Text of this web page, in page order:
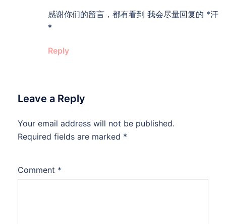
感谢你们的留言，都有看到 我会尽量回复的 *汗
*
Reply
Leave a Reply
Your email address will not be published.
Required fields are marked *
Comment *